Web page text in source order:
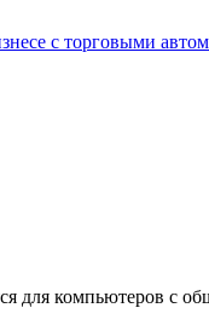
для компьютеров с